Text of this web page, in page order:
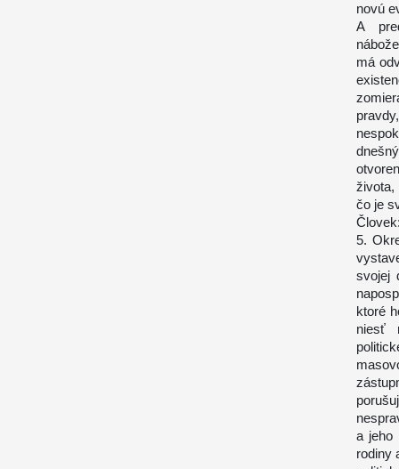
novú
A
má
života,
čo je
5.
svojej
ktoré
niesť
a jeho
rodiny